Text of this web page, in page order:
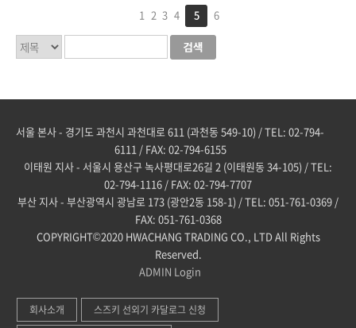
1 2 3 4 5 6
서울 본사 - 경기도 과천시 과천대로 611 (과천동 549-10) / TEL: 02-794-
6111 / FAX: 02-794-6155
이태원 지사 - 서울시 용산구 녹사평대로26길 2 (이태원동 34-105) / TEL:
02-794-1116 / FAX: 02-794-7707
부산 지사 - 부산광역시 광남로 173 (광안2동 158-1) / TEL: 051-761-0369 /
FAX: 051-761-0368
COPYRIGHT©2020 HWACHANG TRADING CO., LTD All Rights
Reserved.
ADMIN Login
회사소개 스즈키 선외기 카달로그 신청